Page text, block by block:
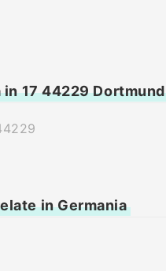
17 44229 Dortmund
in Germania